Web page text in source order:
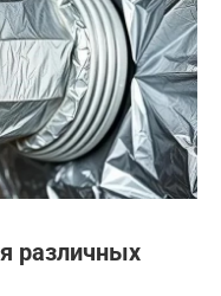
различных